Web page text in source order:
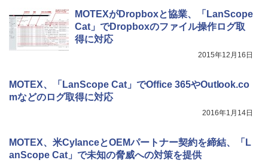
MOTEXがDropboxと協業、「LanScope
Cat」でDropboxのファイル操作ログ取
得に対応
2015年12月16日
MOTEX、「LanScope Cat」でOffice 365やOutlook.co
mなどのログ取得に対応
2016年1月14日
MOTEX、米CylanceとOEMパートナー契約を締結、「L
anScope Cat」で未知の脅威への対策を提供